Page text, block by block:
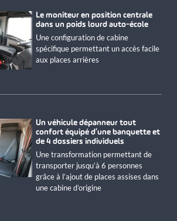
Le moniteur en position centrale
dans un poids lourd auto-école
Une configuration de cabine
spécifique permettant un accès facile
aux places arrières
Un véhicule dépanneur tout
confort équipé d’une banquette et
de 4 dossiers individuels
Une transformation permettant de
transporter jusqu’à 6 personnes
grâce à l’ajout de places assises dans
une cabine d’origine